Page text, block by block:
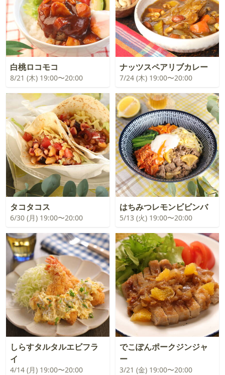
白桃ロコモコ
8/21 (木) 19:00〜20:00
ナッツスペアリブカレー
7/24 (木) 19:00〜20:00
タコタコス
6/30 (月) 19:00〜20:00
はちみつレモンビビンバ
5/13 (火) 19:00〜20:00
しらすタルタルエビフラ
イ
4/14 (月) 19:00〜20:00
でこぽんポークジンジャ
ー
3/21 (金) 19:00〜20:00